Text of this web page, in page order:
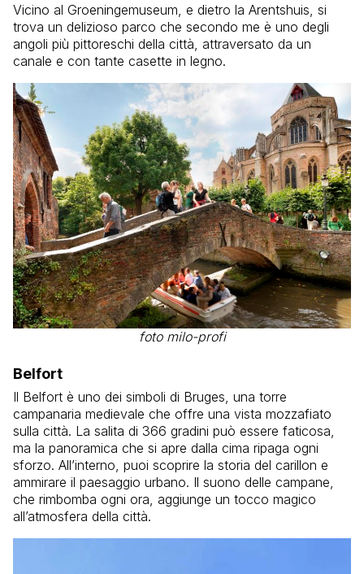
Vicino al Groeningemuseum, e dietro la Arentshuis, si
trova un delizioso parco che secondo me è uno degli
angoli più pittoreschi della città, attraversato da un
canale e con tante casette in legno.
foto milo-profi
Belfort
Il Belfort è uno dei simboli di Bruges, una torre
campanaria medievale che offre una vista mozzafiato
sulla città. La salita di 366 gradini può essere faticosa,
ma la panoramica che si apre dalla cima ripaga ogni
sforzo. All’interno, puoi scoprire la storia del carillon e
ammirare il paesaggio urbano. Il suono delle campane,
che rimbomba ogni ora, aggiunge un tocco magico
all’atmosfera della città.